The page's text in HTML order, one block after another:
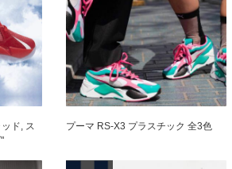
ド, ス
プーマ RS-X3 プラスチック 全3色